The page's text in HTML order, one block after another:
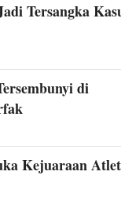
Tersangka
di
Kejuaraan